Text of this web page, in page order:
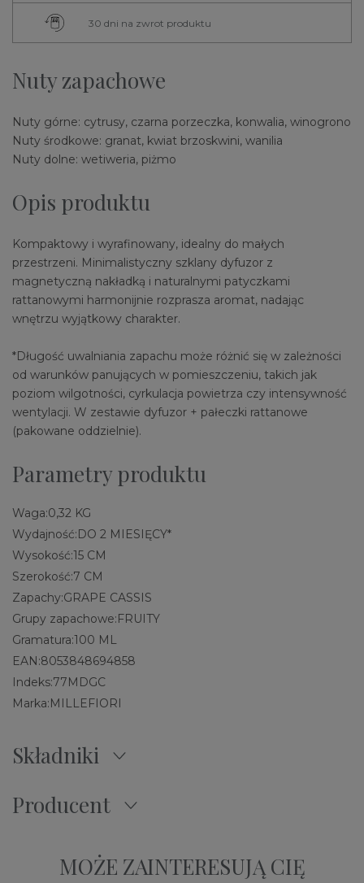
30 dni na zwrot produktu
Nuty zapachowe
Nuty górne: cytrusy, czarna porzeczka, konwalia, winogrono
Nuty środkowe: granat, kwiat brzoskwini, wanilia
Nuty dolne: wetiweria, piżmo
Opis produktu
Kompaktowy i wyrafinowany, idealny do małych
przestrzeni. Minimalistyczny szklany dyfuzor z
magnetyczną nakładką i naturalnymi patyczkami
rattanowymi harmonijnie rozprasza aromat, nadając
wnętrzu wyjątkowy charakter.
*Długość uwalniania zapachu może różnić się w zależności
od warunków panujących w pomieszczeniu, takich jak
poziom wilgotności, cyrkulacja powietrza czy intensywność
wentylacji. W zestawie dyfuzor + pałeczki rattanowe
(pakowane oddzielnie).
Parametry produktu
Waga:0,32 KG
Wydajność:DO 2 MIESIĘCY*
Wysokość:15 CM
Szerokość:7 CM
Zapachy:GRAPE CASSIS
Grupy zapachowe:FRUITY
Gramatura:100 ML
EAN:8053848694858
Indeks:77MDGC
Marka:MILLEFIORI
Składniki
Producent
MOŻE ZAINTERESUJĄ CIĘ